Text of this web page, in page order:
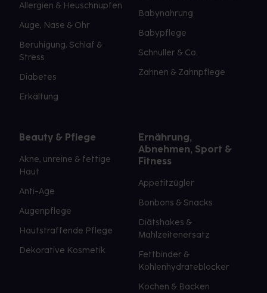
Allergien & Heuschnupfen
Auge, Nase & Ohr
Beruhigung, Schlaf &
Stress
Diabetes
Erkältung
Babynahrung
Babypflege
Schnuller & Co.
Zahnen & Zahnpflege
Beauty & Pflege
Akne, unreine & fettige
Haut
Anti-Age
Augenpflege
Hautstraffende Pflege
Dekorative Kosmetik
Ernährung,
Abnehmen, Sport &
Fitness
Appetitzügler
Bonbons & Snacks
Diätshakes &
Mahlzeitenersatz
Fettbinder &
Kohlenhydrateblocker
Kochen & Backen